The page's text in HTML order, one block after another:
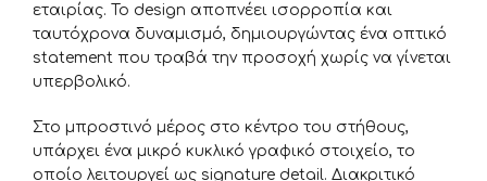
εταιρίας. Το design αποπνέει ισορροπία και
ταυτόχρονα δυναμισμό, δημιουργώντας ένα oπτικό
statement που τραβά την προσοχή χωρίς να γίνεται
υπερβολικό.
Στο μπροστινό μέρος στο κέντρο του στήθους,
υπάρχει ένα μικρό κυκλικό γραφικό στοιχείο, το
οποίο λειτουργεί ως signature detail. Διακριτικό